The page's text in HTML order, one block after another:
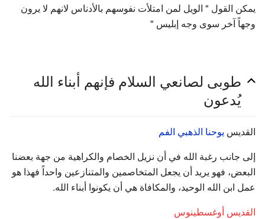
يمكن القول " الويل لمن امتلأت نفوسهم بالأدناس لانهم لا يرون
وجهاً آخر سوى وجه إبليس "
طوبى لصانعي السلام فإنهم أبناء الله
يُدعون
القديس يوحنا الذهبي الفم
إلى جانب رغبة الله في أن نزيل الخصام والكراهية من جهة بعضنا
البعض، فهو يريد أن يجعل المتخاصمين والمتنازعين واحداً فهذا هو
عمل ابن الله الوحيد، والمكافاة هي أن يكونوا أبناء الله.
القديس أوغسطينوس